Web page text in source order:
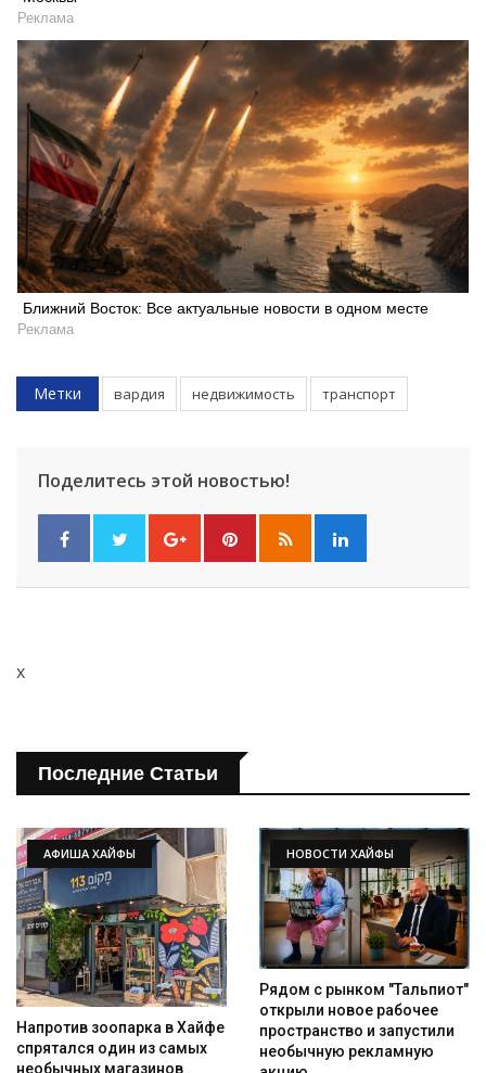
Реклама
Ближний Восток: Все актуальные новости в одном месте
Реклама
Метки вардия недвижимость транспорт
Поделитесь этой новостью!
x
Последние Статьи
АФИША ХАЙФЫ
Напротив зоопарка в Хайфе
спрятался один из самых
необычных магазинов
НОВОСТИ ХАЙФЫ
Рядом с рынком "Тальпиот"
открыли новое рабочее
пространство и запустили
необычную рекламную